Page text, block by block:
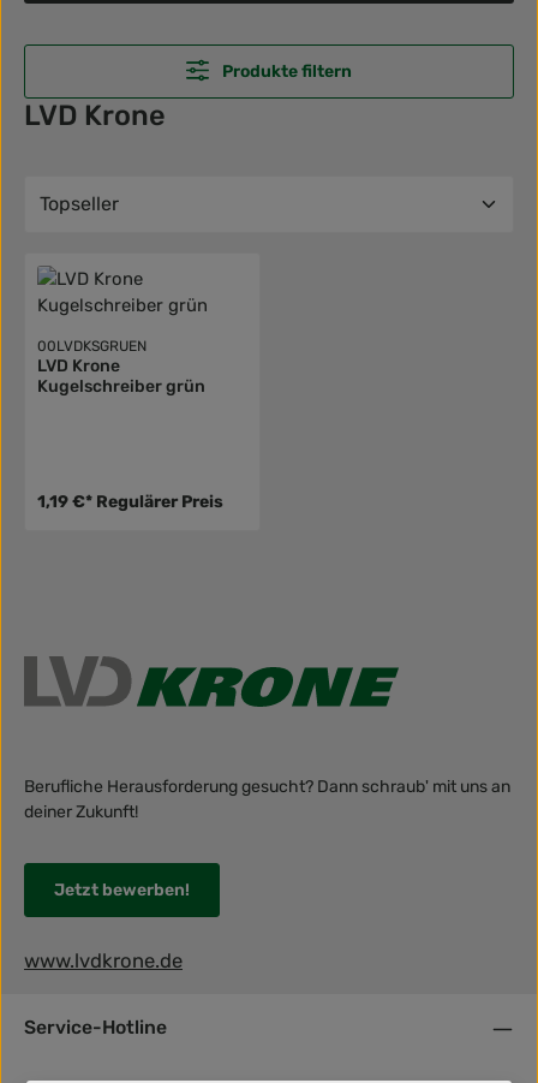
Produkte filtern
LVD Krone
00LVDKSGRUEN
LVD Krone
Kugelschreiber grün
1,19 €* Regulärer Preis
Berufliche Herausforderung gesucht? Dann schraub' mit uns an
deiner Zukunft!
Jetzt bewerben!
www.lvdkrone.de
Service-Hotline